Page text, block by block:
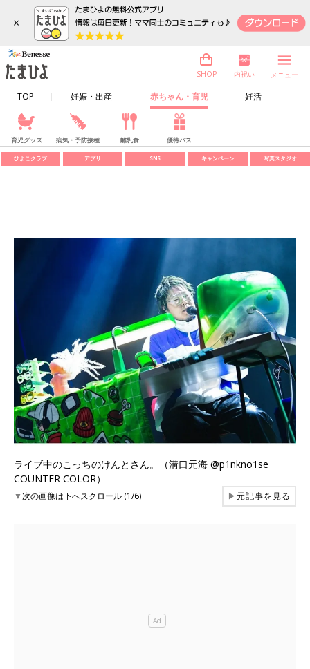
×
TOP 妊娠・出産 赤ちゃん・育児 妊活
SHOP 内祝い メニュー
育児グッズ 病気・予防接種 離乳食 優待パス
ひよこクラブ アプリ SNS キャンペーン 写真スタジオ
ライブ中のこっちのけんとさん。（溝口元海 @p1nkno1se
COUNTER COLOR）
▼次の画像は下へスクロール (1/6) ▶元記事を見る